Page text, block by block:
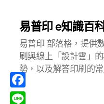
易普印 e知識百
易普印 部落格，提供
刷與線上「設計雲」
勢，以及解答印刷的
F